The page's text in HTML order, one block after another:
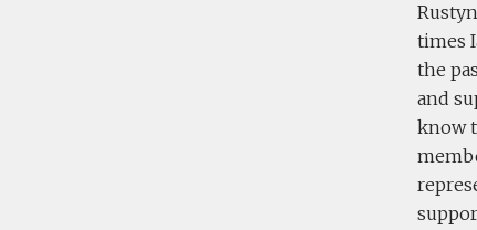
times
the
and
know